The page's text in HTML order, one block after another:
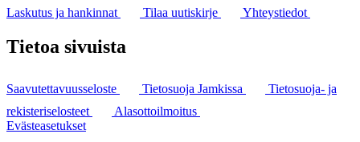
Laskutus ja hankinnat Tilaa uutiskirje Yhteystiedot
Tietoa sivuista
Saavutettavuusseloste Tietosuoja Jamkissa
Tietosuoja- ja
rekisteriselosteet
Alasottoilmoitus
Evästeasetukset